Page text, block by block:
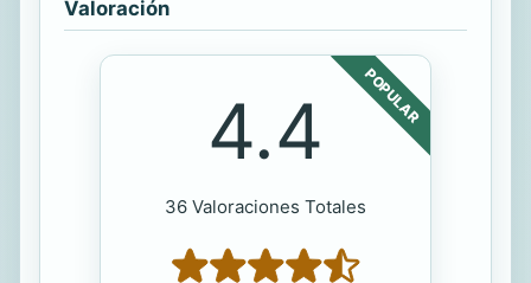
Valoración
POPULAR
4.4
36 Valoraciones Totales